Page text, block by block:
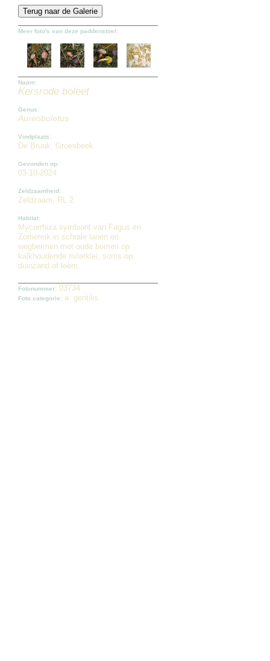
Meer foto's van deze paddenstoel:
Naam:
Kersrode boleet
Genus:
Aureoboletus
Vindplaats:
De Bruuk, Groesbeek
Gevonden op:
03-10-2024
Zeldzaamheid:
Zeldzaam, RL 2
Habitat:
Mycorrhiza symbiont van Fagus en
Zomereik in schrale lanen en
wegbermen met oude bomen op
kalkhoudende rivierklei, soms op
duinzand of leem.
Fotonummer: 03734
Foto categorie: a. gentilis